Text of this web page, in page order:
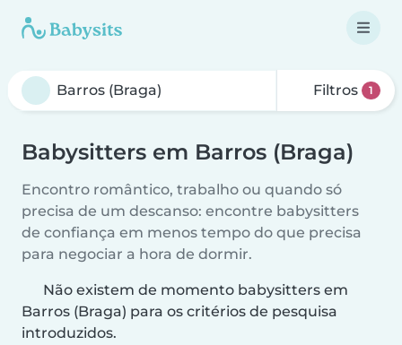
Filtros 1
Babysitters em Barros (Braga)
Encontro romântico, trabalho ou quando só
precisa de um descanso: encontre babysitters
de confiança em menos tempo do que precisa
para negociar a hora de dormir.
Não existem de momento babysitters em
Barros (Braga) para os critérios de pesquisa
introduzidos.